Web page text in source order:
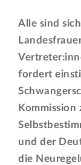
Alle sind
fordert
und der
die